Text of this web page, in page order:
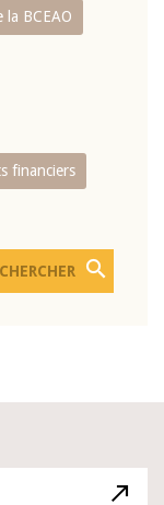
la BCEAO
financiers